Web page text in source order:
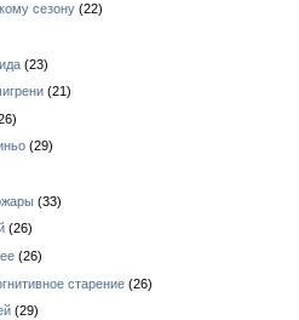
сезону (22)
(23)
(21)
(29)
(33)
(26)
(26)
старение (26)
(29)